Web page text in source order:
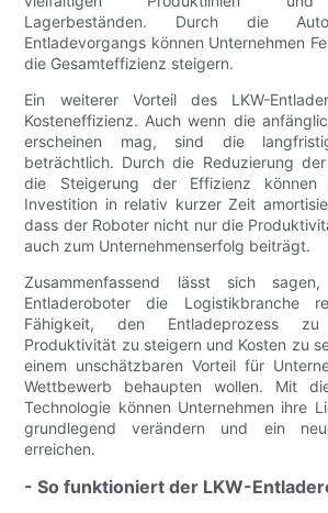
Lagerbeständen. Durch die
Entladevorgangs können Unternehmen
die Gesamteffizienz steigern.
Ein weiterer Vorteil des LKW-
Kosteneffizienz. Auch wenn die
erscheinen mag, sind die
beträchtlich. Durch die Reduzierung
die Steigerung der Effizienz können
Investition in relativ kurzer Zeit
dass der Roboter nicht nur die
auch zum Unternehmenserfolg beiträgt.
Zusammenfassend lässt sich
Entladeroboter die Logistikbranche
Fähigkeit, den Entladeprozess
Produktivität zu steigern und Kosten zu
einem unschätzbaren Vorteil für
Wettbewerb behaupten wollen. Mit
Technologie können Unternehmen ihre
grundlegend verändern und ein
erreichen.
- So funktioniert der LKW-